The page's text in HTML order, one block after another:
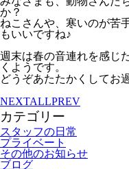
か？
ねこさんや、寒いのが苦
もいいですね♪
週末は春の音連れを感じ
くようです。
どうぞあたたかくしてお
NEXTALLPREV
カテゴリー
スタッフの日常
プライベート
その他のお知らせ
ブログ